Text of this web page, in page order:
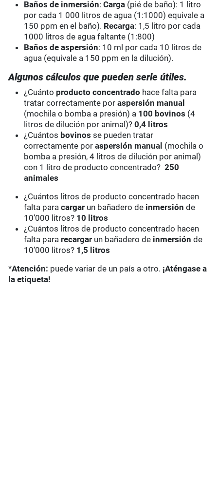
Baños de inmersión:Carga (pié de baño): 1 litro
por cada 1 000 litros de agua (1:1000) equivale a
150 ppm en el baño). Recarga: 1,5 litro por cada
1000 litros de agua faltante (1:800)
Baños de aspersión: 10 ml por cada 10 litros de
agua (equivale a 150 ppm en la dilución).
Algunos cálculos que pueden serle útiles.
¿Cuánto producto concentrado hace falta para
tratar correctamente poraspersión manual
(mochila o bomba a presión) a 100 bovinos (4
litros de dilución por animal)?0,4 litros
¿Cuántos bovinos se pueden tratar
correctamente poraspersión manual (mochila o
bomba a presión, 4 litros de dilución por animal)
con 1 litro de producto concentrado?250
animales
¿Cuántos litros de producto concentrado hacen
falta paracargar un bañadero de inmersión de
10’000 litros? 10 litros
¿Cuántos litros de producto concentrado hacen
falta para recargar un bañadero de inmersión de
10’000 litros? 1,5 litros
*Atención: puede variar de un país a otro. ¡Aténgase a
la etiqueta!